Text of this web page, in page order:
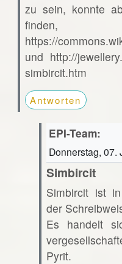
zu sein, konnte
https://
und http://
simbircit.htm
Antworten
EPI-Team:
Donnerstag, 07.
Simbircit
Simbircit ist
der
Es handelt
Pyrit.